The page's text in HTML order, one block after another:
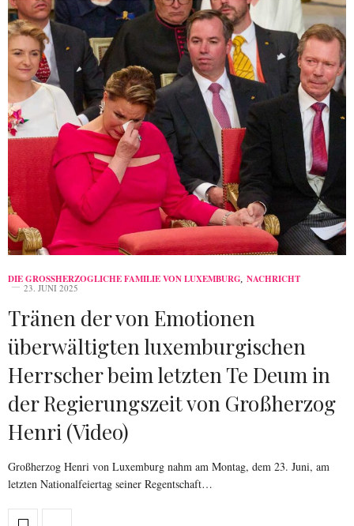
DIE GROSSHERZOGLICHE FAMILIE VON LUXEMBURG , NACHRICHT
23. JUNI 2025
Tränen der von Emotionen
überwältigten luxemburgischen
Herrscher beim letzten Te Deum in
der Regierungszeit von Großherzog
Henri (Video)
Großherzog Henri von Luxemburg nahm am Montag, dem 23. Juni, am
letzten Nationalfeiertag seiner Regentschaft…